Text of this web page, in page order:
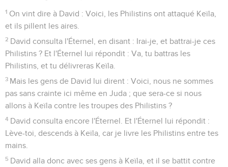
1 On vint dire à David : Voici, les Philistins ont attaqué Keïla,
et ils pillent les aires.
2 David consulta l'Éternel, en disant : Irai-je, et battrai-je ces
Philistins ? Et l'Éternel lui répondit : Va, tu battras les
Philistins, et tu délivreras Keïla.
3 Mais les gens de David lui dirent : Voici, nous ne sommes
pas sans crainte ici même en Juda ; que sera-ce si nous
allons à Keïla contre les troupes des Philistins ?
4 David consulta encore l'Éternel. Et l'Éternel lui répondit :
Lève-toi, descends à Keïla, car je livre les Philistins entre tes
mains.
5 David alla donc avec ses gens à Keïla, et il se battit contre